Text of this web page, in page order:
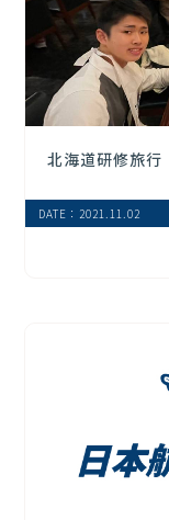
北海道研修旅
DATE：2021.11.02